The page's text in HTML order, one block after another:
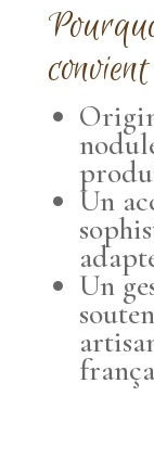
convient
Un
Un